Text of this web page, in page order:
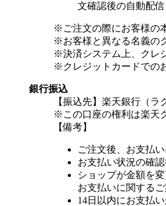
文確認後の自動配
※ご注文の際にお客様の
※お客様と異なる名義の
※決済システム上、クレ
※クレジットカードでの
銀行振込
【振込先】楽天銀行（
※この口座の権利は楽天
【備考】
ご注文後、お支払
お支払い状況の確
ショップが金額を
お支払いに関する
14日以内にお支払